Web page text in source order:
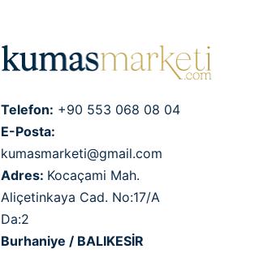
Telefon: +90 553 068 08 04
E-Posta:
kumasmarketi@gmail.com
Adres: Kocaçami Mah.
Aliçetinkaya Cad. No:17/A
Da:2
Burhaniye / BALIKESİR